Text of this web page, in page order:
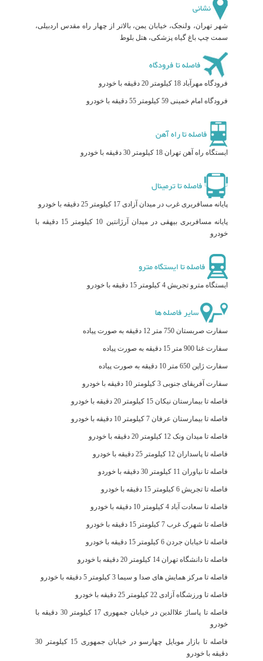
نشانی
شهر تهران، ولنجک، خیابان یمن، بالاتر از چهار راه مقدس اردبیلی،
سمت چپ باغ گیاه پزشکی، هتل بلوط
فاصله تا فرودگاه
فرودگاه مهرآباد 18 کیلومتر 20 دقیقه با خودرو
فرودگاه امام خمینی 59 کیلومتر 55 دقیقه با خودرو
فاصله تا راه آهن
ایستگاه راه آهن تهران 18 کیلومتر 30 دقیقه با خودرو
فاصله تا ترمینال
پایانه مسافربری غرب در میدان آزادی 17 کیلومتر 25 دقیقه با خودرو
پایانه مسافربری بیهقی در میدان آرژانتین 10 کیلومتر 15 دقیقه با
خودرو
فاصله تا ایستگاه مترو
ایستگاه مترو تجریش 4 کیلومتر 15 دقیقه با خودرو
سایر فاصله ها
سفارت صربستان 750 متر 12 دقیقه به صورت پیاده
سفارت غنا 900 متر 15 دقیقه به صورت پیاده
سفارت ژاپن 650 متر 10 دقیقه به صورت پیاده
سفارت آفریقای جنوبی 3 کیلومتر 10 دقیقه با خودرو
فاصله تا بیمارستان نیکان 15 کیلومتر 20 دقیقه با خودرو
فاصله تا بیمارستان عرفان 7 کیلومتر 10 دقیقه با خودرو
فاصله تا میدان ونک 12 کیلومتر 20 دقیقه با خودرو
فاصله تا پاسداران 12 کیلومتر 25 دقیقه با خودرو
فاصله تا نیاوران 11 کیلومتر 30 دقیقه با خوردو
فاصله تا تجریش 6 کیلومتر 15 دقیقه با خودرو
فاصله تا سعادت آباد 4 کیلومتر 10 دقیقه با خودرو
فاصله تا شهرک غرب 7 کیلومتر 15 دقیقه با خودرو
فاصله تا خیابان جردن 6 کیلومتر 15 دقیقه با خودرو
فاصله تا دانشگاه تهران 14 کیلومتر 20 دقیقه با خودرو
فاصله تا مرکز همایش های صدا و سیما 3 کیلومتر 5 دقیقه با خودرو
فاصله تا ورزشگاه آزادی 22 کیلومتر 25 دقیقه با خودرو
فاصله تا پاساژ علاالدین در خیابان جمهوری 17 کیلومتر 30 دقیقه با
خودرو
فاصله تا بازار موبایل چهارسو در خیابان جمهوری 15 کیلومتر 30
دقیقه با خودرو